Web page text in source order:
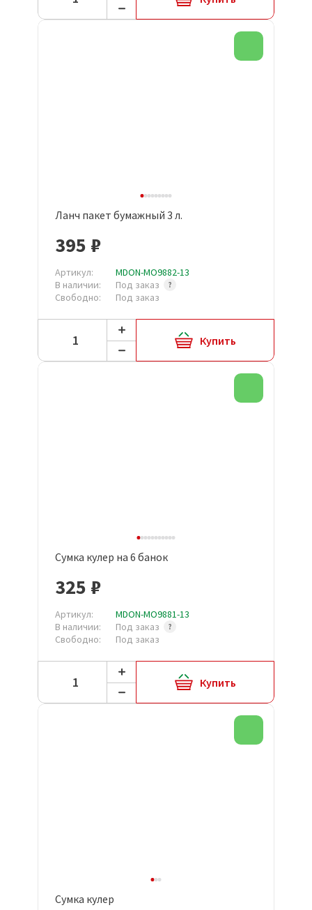
Ланч пакет бумажный 3 л.
395 ₽
Артикул:
MDON-MO9882-13
В наличии:
Под заказ
Свободно:
Под заказ
Купить
Сумка кулер на 6 банок
325 ₽
Артикул:
MDON-MO9881-13
В наличии:
Под заказ
Свободно:
Под заказ
Купить
Сумка кулер